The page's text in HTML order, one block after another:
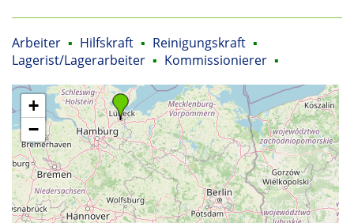
Arbeiter ▪ Hilfskraft ▪ Reinigungskraft ▪
Lagerist/Lagerarbeiter ▪ Kommissionierer ▪
+
−